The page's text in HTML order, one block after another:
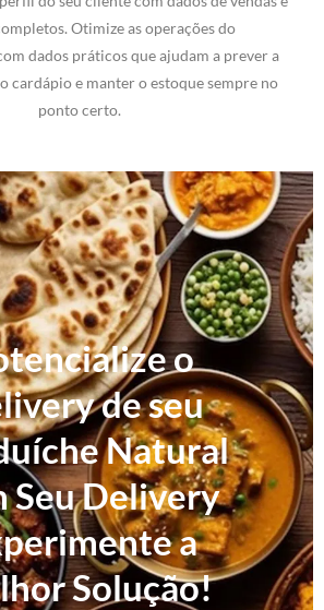
Otimize as operações do
dados práticos que ajudam a prever a
cardápio e manter o estoque sempre no
ponto certo.
o
de seu
Natural
Seu Delivery
a
Solução!